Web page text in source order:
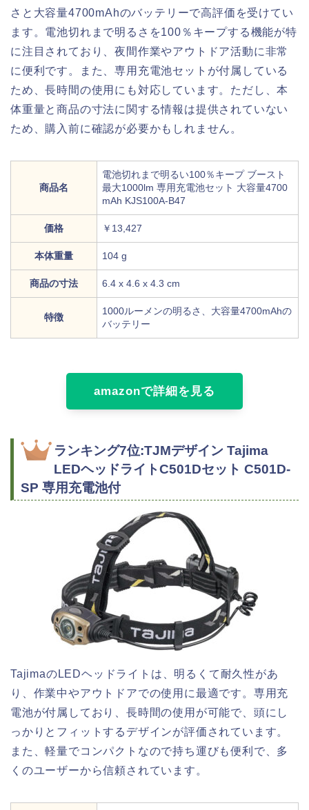
さと大容量4700mAhのバッテリーで高評価を受けてい
ます。電池切れまで明るさを100％キープする機能が特
に注目されており、夜間作業やアウトドア活動に非常
に便利です。また、専用充電池セットが付属している
ため、長時間の使用にも対応しています。ただし、本
体重量と商品の寸法に関する情報は提供されていない
ため、購入前に確認が必要かもしれません。
商品名
電池切れまで明るい100％キープ ブースト
最大1000lm 専用充電池セット 大容量4700
mAh KJS100A-B47
価格 ￥13,427
本体重量 104 g
商品の寸法 6.4 x 4.6 x 4.3 cm
特徴
1000ルーメンの明るさ、大容量4700mAhの
バッテリー
amazonで詳細を見る
ランキング7位:TJMデザイン Tajima
LEDヘッドライトC501Dセット C501D-
SP 専用充電池付
TajimaのLEDヘッドライトは、明るくて耐久性があ
り、作業中やアウトドアでの使用に最適です。専用充
電池が付属しており、長時間の使用が可能で、頭にし
っかりとフィットするデザインが評価されています。
また、軽量でコンパクトなので持ち運びも便利で、多
くのユーザーから信頼されています。